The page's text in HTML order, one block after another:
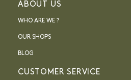
ABOUT US
WHO ARE WE ?
OUR SHOPS
BLOG
CUSTOMER SERVICE